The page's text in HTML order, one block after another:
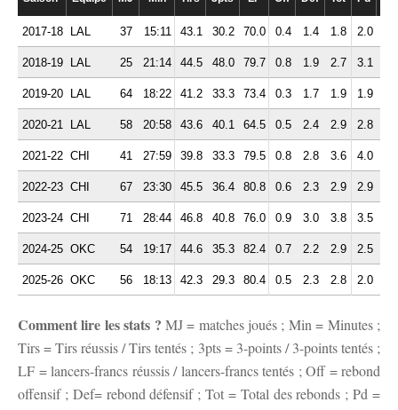
2017-18 LAL 37 15:11 43.1 30.2 70.0 0.4 1.4 1.8 2.0
2018-19 LAL 25 21:14 44.5 48.0 79.7 0.8 1.9 2.7 3.1
2019-20 LAL 64 18:22 41.2 33.3 73.4 0.3 1.7 1.9 1.9
2020-21 LAL 58 20:58 43.6 40.1 64.5 0.5 2.4 2.9 2.8
2021-22 CHI 41 27:59 39.8 33.3 79.5 0.8 2.8 3.6 4.0
2022-23 CHI 67 23:30 45.5 36.4 80.8 0.6 2.3 2.9 2.9
2023-24 CHI 71 28:44 46.8 40.8 76.0 0.9 3.0 3.8 3.5
2024-25 OKC 54 19:17 44.6 35.3 82.4 0.7 2.2 2.9 2.5
2025-26 OKC 56 18:13 42.3 29.3 80.4 0.5 2.3 2.8 2.0
Comment lire les stats ? MJ = matches joués ; Min = Minutes ;
Tirs = Tirs réussis / Tirs tentés ; 3pts = 3-points / 3-points tentés ;
LF = lancers-francs réussis / lancers-francs tentés ; Off = rebond
offensif ; Def= rebond défensif ; Tot = Total des rebonds ; Pd =